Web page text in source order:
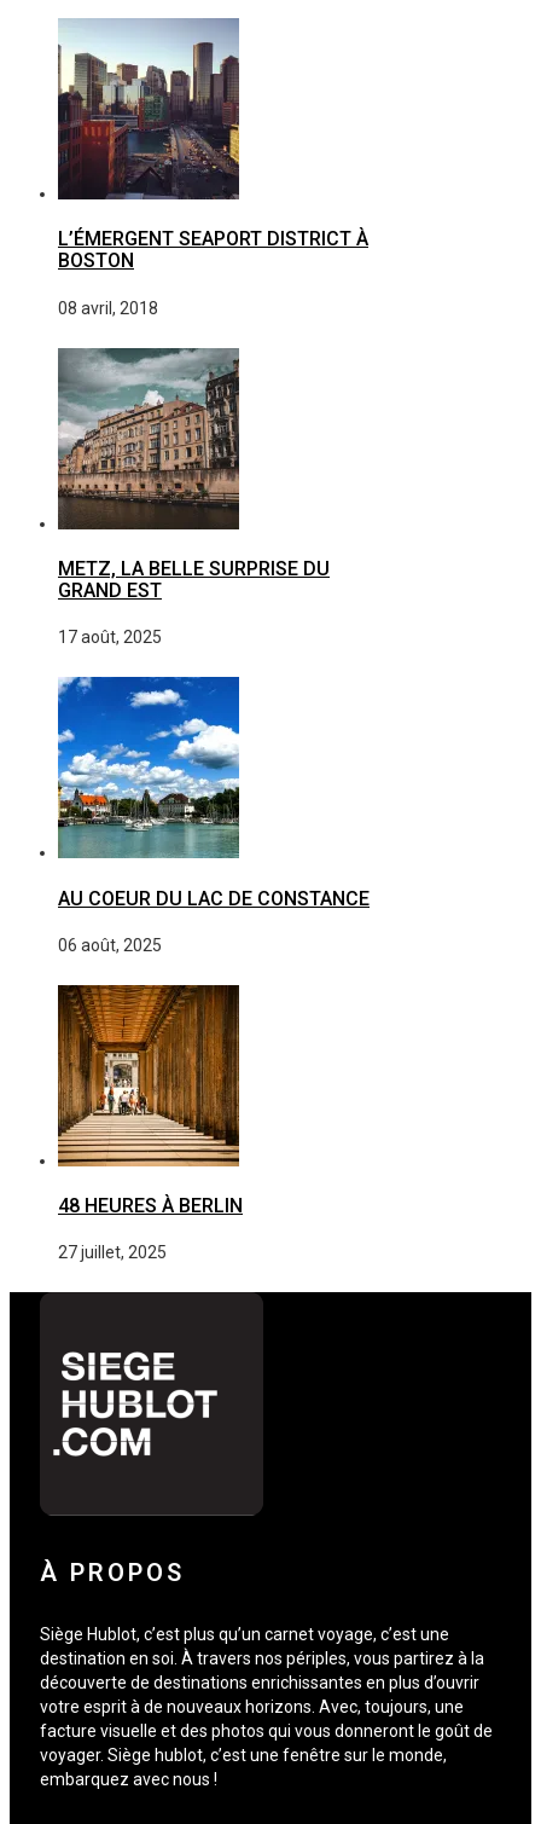
L’ÉMERGENT SEAPORT DISTRICT À
BOSTON
08 avril, 2018
METZ, LA BELLE SURPRISE DU
GRAND EST
17 août, 2025
AU COEUR DU LAC DE CONSTANCE
06 août, 2025
48 HEURES À BERLIN
27 juillet, 2025
À PROPOS
Siège Hublot, c’est plus qu’un carnet voyage, c’est une
destination en soi. À travers nos périples, vous partirez à la
découverte de destinations enrichissantes en plus d’ouvrir
votre esprit à de nouveaux horizons. Avec, toujours, une
facture visuelle et des photos qui vous donneront le goût de
voyager. Siège hublot, c’est une fenêtre sur le monde,
embarquez avec nous !